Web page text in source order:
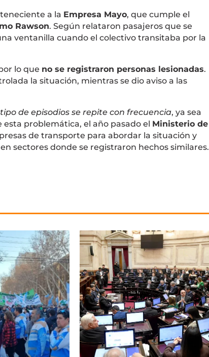
a la Empresa Mayo, que cumple el
Rawson. Según relataron pasajeros que se
ventanilla cuando el colectivo transitaba por la
lo que no se registraron personas lesionadas.
la situación, mientras se dio aviso a las
de episodios se repite con frecuencia, ya sea
problemática, el año pasado el Ministerio de
de transporte para abordar la situación y
sectores donde se registraron hechos similares.